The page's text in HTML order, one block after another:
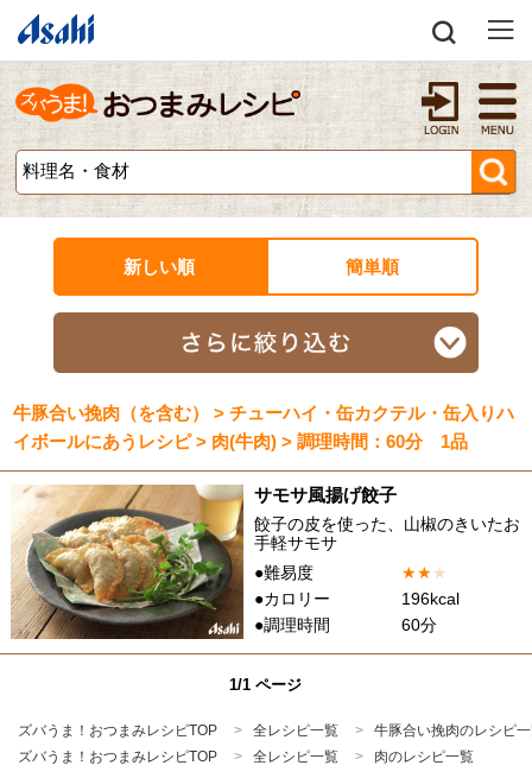
新しい順 簡単順
牛豚合い挽肉（を含む） > チューハイ・缶カクテル・缶入りハ
イボールにあうレシピ > 肉(牛肉) > 調理時間：60分 1品
サモサ風揚げ餃子
餃子の皮を使った、山椒のきいたお
手軽サモサ
●難易度
★★★
●カロリー
196kcal
●調理時間
60分
1/1 ページ
ズバうま！おつまみレシピTOP 全レシピ一覧
牛豚合い挽肉のレシピ
ズバうま！おつまみレシピTOP
全レシピ一覧 肉のレシピ一覧